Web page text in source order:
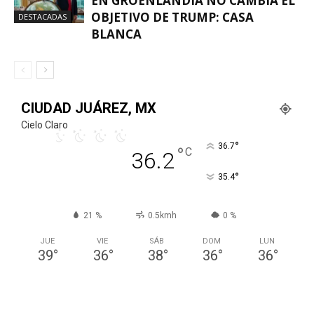
DESTACADAS
OBJETIVO DE TRUMP: CASA
BLANCA
CIUDAD JUÁREZ, MX
Cielo Claro
36.2°C 36.7°
35.4°
21 % 0.5kmh 0 %
JUE
39°
VIE
36°
SÁB
38°
DOM
36°
LUN
36°